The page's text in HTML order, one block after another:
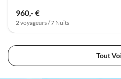
960,- €
2 voyageurs / 7 Nuits
Tout